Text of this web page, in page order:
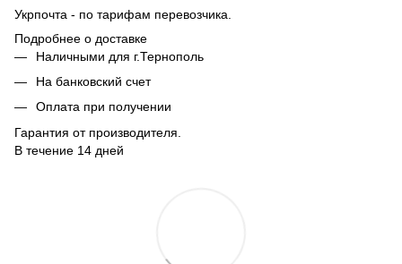
Укрпочта - по тарифам перевозчика.
Подробнее о доставке
Наличными для г.Тернополь
На банковский счет
Оплата при получении
Гарантия от производителя.
В течение 14 дней